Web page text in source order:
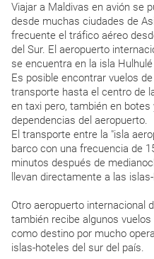
Viajar a Maldivas en avión se
desde muchas ciudades de
frecuente el tráfico aéreo
del Sur. El aeropuerto
se encuentra en la isla
Es posible encontrar vuelos
transporte hasta el centro de
en taxi pero, también en
dependencias del aeropuerto.
El transporte entre la "isla
barco con una frecuencia de
minutos después de
llevan directamente a las
Otro aeropuerto internacional
también recibe algunos
como destino por mucho
islas-hoteles del sur del país.